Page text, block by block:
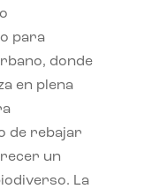
para
donde
en plena
de rebajar
un
La